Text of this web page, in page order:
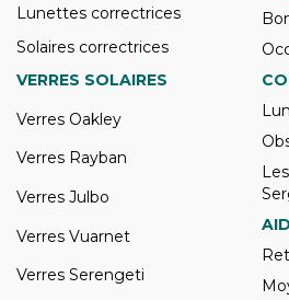
Lunettes correctrices
Solaires correctrices
VERRES SOLAIRES
Verres Oakley
Verres Rayban
Verres Julbo
Verres Vuarnet
Verres Serengeti